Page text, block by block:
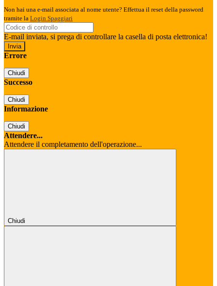
Non hai una e-mail associata al nome utente? Effettua il reset della password
tramite la Login Spaggiari
E-mail inviata, si prega di controllare la casella di posta elettronica!
Errore
Chiudi
Successo
Chiudi
Informazione
Chiudi
Attendere...
Attendere il completamento dell'operazione...
Chiudi